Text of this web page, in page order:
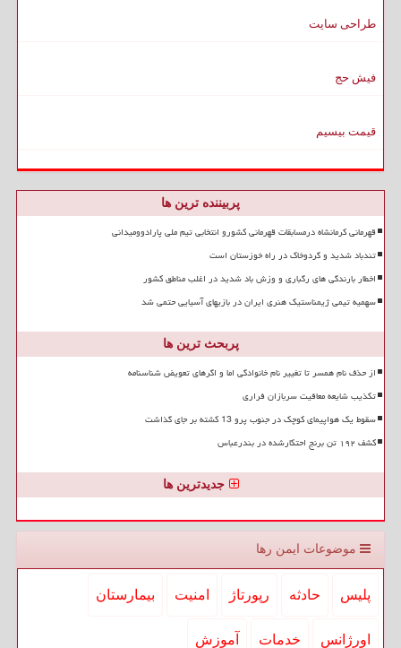
طراحی سایت
فیش حج
قیمت بیسیم
پربیننده ترین ها
قهرمانی کرمانشاه درمسابقات قهرمانی کشورو انتخابی تیم ملی پارادوومیدانی
تندباد شدید و گردوخاک در راه خوزستان است
اخطار بارندگی های رگباری و وزش باد شدید در اغلب مناطق کشور
سهمیه تیمی ژیمناستیک هنری ایران در بازیهای آسیایی حتمی شد
پربحث ترین ها
از حذف نام همسر تا تغییر نام خانوادگی اما و اگرهای تعویض شناسنامه
تکذیب شایعه معافیت سربازان فراری
سقوط یک هواپیمای کوچک در جنوب پرو 13 کشته بر جای گذاشت
کشف ۱۹۲ تن برنج احتکارشده در بندرعباس
جدیدترین ها
موضوعات ایمن رها
پلیس حادثه رپورتاژ امنیت بیمارستان
اورژانس خدمات آموزش